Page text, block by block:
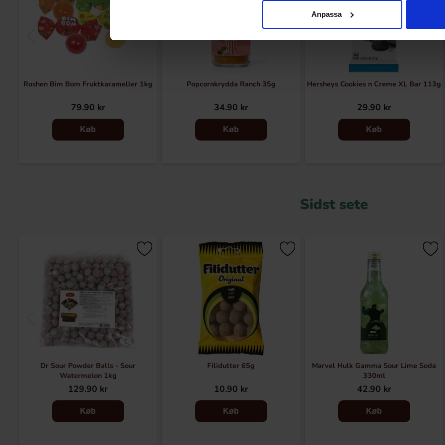
Anpassa
Roshen Bim Bom Fruktkarameller 1kg
79.90 kr
Køb
Popcornkrydda Ranch 35g
34.90 kr
Køb
Hersheys Cookies n Creme XL Bar 113g
29.90 kr
Køb
Sidst sete
Dr Sour Powder Balls - Sour
Watermelon 1kg
129.90 kr
Køb
Filidutter 65g
10.90 kr
Køb
Marvel Hulk Gamma Sour Lime Soda
330ml
42.90 kr
Køb